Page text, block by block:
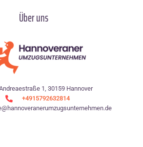
Über uns
1, 30159 Hannover
+4915792632814